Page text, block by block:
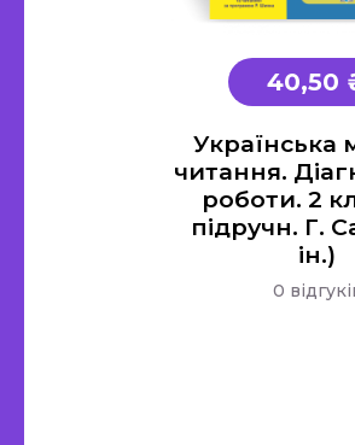
40,50
Українська
читання.
роботи. 2
підручн. Г.
ін.)
0